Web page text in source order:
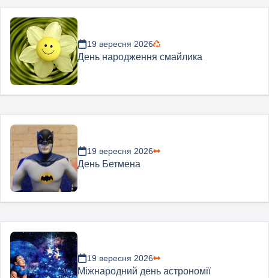
19 вересня 2026
День народження смайлика
19 вересня 2026
День Бетмена
19 вересня 2026
Міжнародний день астрономії